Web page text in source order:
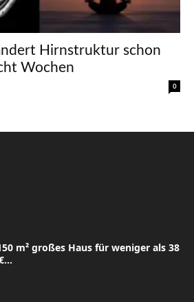
Hirnstruktur schon
Wochen
0
m² großes Haus für weniger als 38